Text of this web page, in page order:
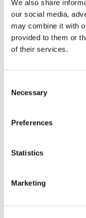
We also share
our social media,
may combine it with
provided to them or
of their services.
Selection
Necessary
Preferences
Statistics
Marketing
As mulheres e os
Francesco
Design: Cristian